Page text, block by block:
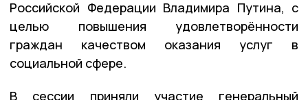
Российской Федерации Владимира Путина, с
целью повышения удовлетворённости
граждан качеством оказания услуг в
социальной сфере.
В сессии приняли участие генеральный